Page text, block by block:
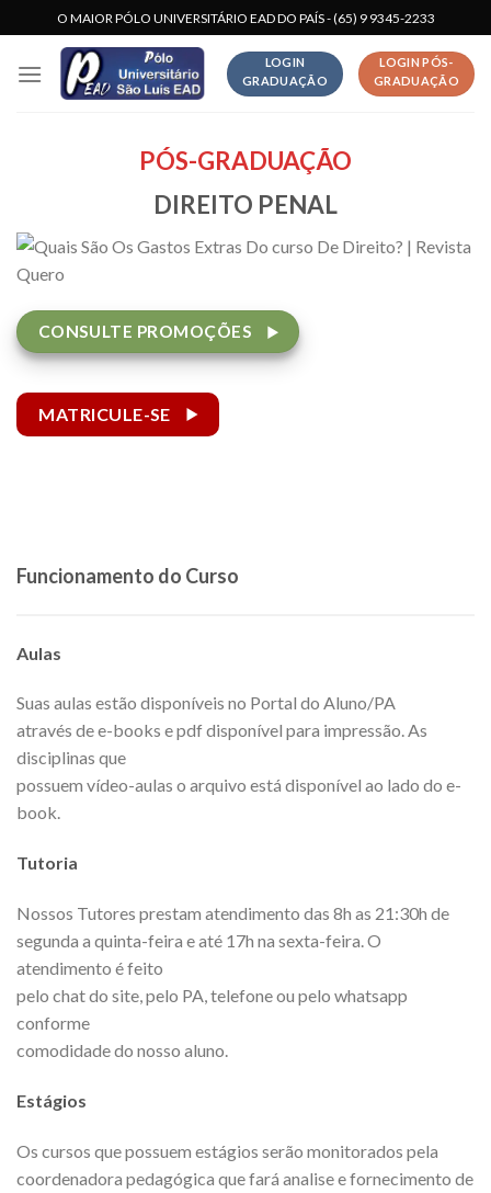
to
content
O MAIOR PÓLO UNIVERSITÁRIO EAD DO PAÍS - (65) 9 9345-2233
LOGIN
GRADUAÇÃO
LOGIN PÓS-
GRADUAÇÃO
PÓS-GRADUAÇÃO
DIREITO PENAL
CONSULTE PROMOÇÕES
MATRICULE-SE
Funcionamento do Curso
Aulas
Suas aulas estão disponíveis no Portal do Aluno/PA
através de e-books e pdf disponível para impressão. As
disciplinas que
possuem vídeo-aulas o arquivo está disponível ao lado do e-
book.
Tutoria
Nossos Tutores prestam atendimento das 8h as 21:30h de
segunda a quinta-feira e até 17h na sexta-feira. O
atendimento é feito
pelo chat do site, pelo PA, telefone ou pelo whatsapp
conforme
comodidade do nosso aluno.
Estágios
Os cursos que possuem estágios serão monitorados pela
coordenadora pedagógica que fará analise e fornecimento de